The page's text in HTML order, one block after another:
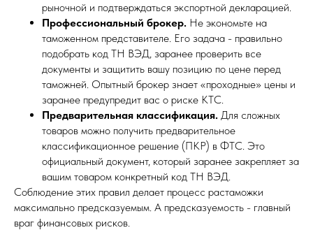
рыночной и подтверждаться экспортной декларацией.
Профессиональный брокер. Не экономьте на
таможенном представителе. Его задача - правильно
подобрать код ТН ВЭД, заранее проверить все
документы и защитить вашу позицию по цене перед
таможней. Опытный брокер знает «проходные» цены и
заранее предупредит вас о риске КТС.
Предварительная классификация. Для сложных
товаров можно получить предварительное
классификационное решение (ПКР) в ФТС. Это
официальный документ, который заранее закрепляет за
вашим товаром конкретный код ТН ВЭД.
Соблюдение этих правил делает процесс растаможки
максимально предсказуемым. А предсказуемость - главный
враг финансовых рисков.